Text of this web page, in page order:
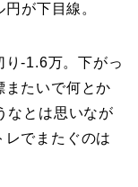
が下目線。
り-1.6万。下がっ
またいで何とか
なとは思いなが
レでまたぐのは